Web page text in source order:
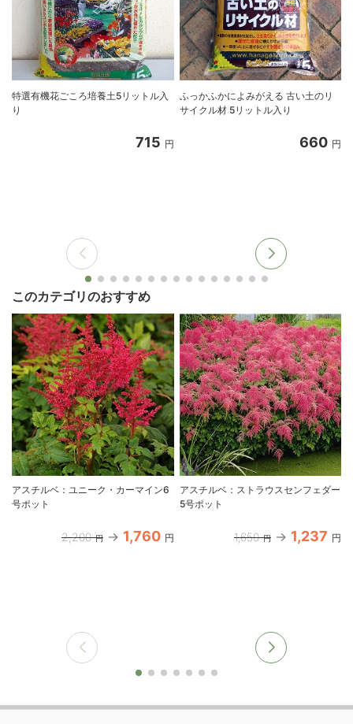
特選有機花ごころ培養土5リットル入
り
715 円
ふっかふかによみがえる 古い土のリ
サイクル材 5リットル入り
660 円
このカテゴリのおすすめ
アスチルベ：ユニーク・カーマイン6
号ポット
2,200 円 1,760 円
アスチルベ：ストラウスセンフェダー
5号ポット
1,650 円 1,237 円